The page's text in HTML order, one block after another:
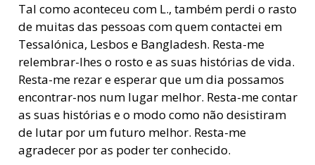
Tal como aconteceu com L., também perdi o rasto
de muitas das pessoas com quem contactei em
Tessalónica, Lesbos e Bangladesh. Resta-me
relembrar-lhes o rosto e as suas histórias de vida.
Resta-me rezar e esperar que um dia possamos
encontrar-nos num lugar melhor. Resta-me contar
as suas histórias e o modo como não desistiram
de lutar por um futuro melhor. Resta-me
agradecer por as poder ter conhecido.